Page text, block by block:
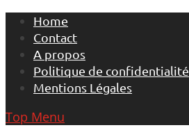
Skip
content
Home
Contact
A propos
Politique de confidentialité
Mentions Légales
Top Menu